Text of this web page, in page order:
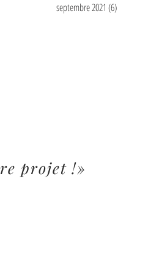
septembre 2021 (6)
projet !»